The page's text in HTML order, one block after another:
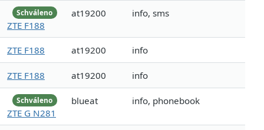
Schváleno
ZTE F188
at19200 info, sms
ZTE F188 at19200 info
ZTE F188 at19200 info
Schváleno
ZTE G N281
blueat info, phonebook